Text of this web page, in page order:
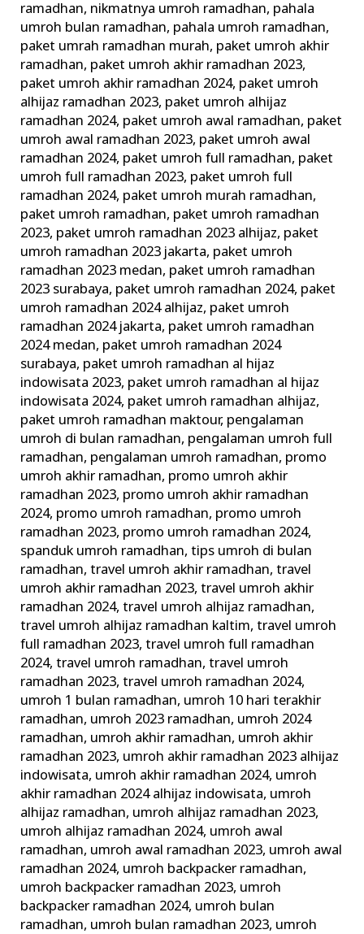
ramadhan, nikmatnya umroh ramadhan, pahala
umroh bulan ramadhan, pahala umroh ramadhan,
paket umrah ramadhan murah, paket umroh akhir
ramadhan, paket umroh akhir ramadhan 2023,
paket umroh akhir ramadhan 2024, paket umroh
alhijaz ramadhan 2023, paket umroh alhijaz
ramadhan 2024, paket umroh awal ramadhan, paket
umroh awal ramadhan 2023, paket umroh awal
ramadhan 2024, paket umroh full ramadhan, paket
umroh full ramadhan 2023, paket umroh full
ramadhan 2024, paket umroh murah ramadhan,
paket umroh ramadhan, paket umroh ramadhan
2023, paket umroh ramadhan 2023 alhijaz, paket
umroh ramadhan 2023 jakarta, paket umroh
ramadhan 2023 medan, paket umroh ramadhan
2023 surabaya, paket umroh ramadhan 2024, paket
umroh ramadhan 2024 alhijaz, paket umroh
ramadhan 2024 jakarta, paket umroh ramadhan
2024 medan, paket umroh ramadhan 2024
surabaya, paket umroh ramadhan al hijaz
indowisata 2023, paket umroh ramadhan al hijaz
indowisata 2024, paket umroh ramadhan alhijaz,
paket umroh ramadhan maktour, pengalaman
umroh di bulan ramadhan, pengalaman umroh full
ramadhan, pengalaman umroh ramadhan, promo
umroh akhir ramadhan, promo umroh akhir
ramadhan 2023, promo umroh akhir ramadhan
2024, promo umroh ramadhan, promo umroh
ramadhan 2023, promo umroh ramadhan 2024,
spanduk umroh ramadhan,tips umroh di bulan
ramadhan,travel umroh akhir ramadhan,travel
umroh akhir ramadhan 2023,travel umroh akhir
ramadhan 2024,travel umroh alhijaz ramadhan,
travel umroh alhijaz ramadhan kaltim,travel umroh
full ramadhan 2023,travel umroh full ramadhan
2024,travel umroh ramadhan,travel umroh
ramadhan 2023,travel umroh ramadhan 2024,
umroh 1 bulan ramadhan, umroh 10 hari terakhir
ramadhan, umroh 2023 ramadhan, umroh 2024
ramadhan, umroh akhir ramadhan, umroh akhir
ramadhan 2023, umroh akhir ramadhan 2023 alhijaz
indowisata, umroh akhir ramadhan 2024, umroh
akhir ramadhan 2024 alhijaz indowisata, umroh
alhijaz ramadhan, umroh alhijaz ramadhan 2023,
umroh alhijaz ramadhan 2024, umroh awal
ramadhan, umroh awal ramadhan 2023, umroh awal
ramadhan 2024, umroh backpacker ramadhan,
umroh backpacker ramadhan 2023, umroh
backpacker ramadhan 2024, umroh bulan
ramadhan, umroh bulan ramadhan 2023, umroh